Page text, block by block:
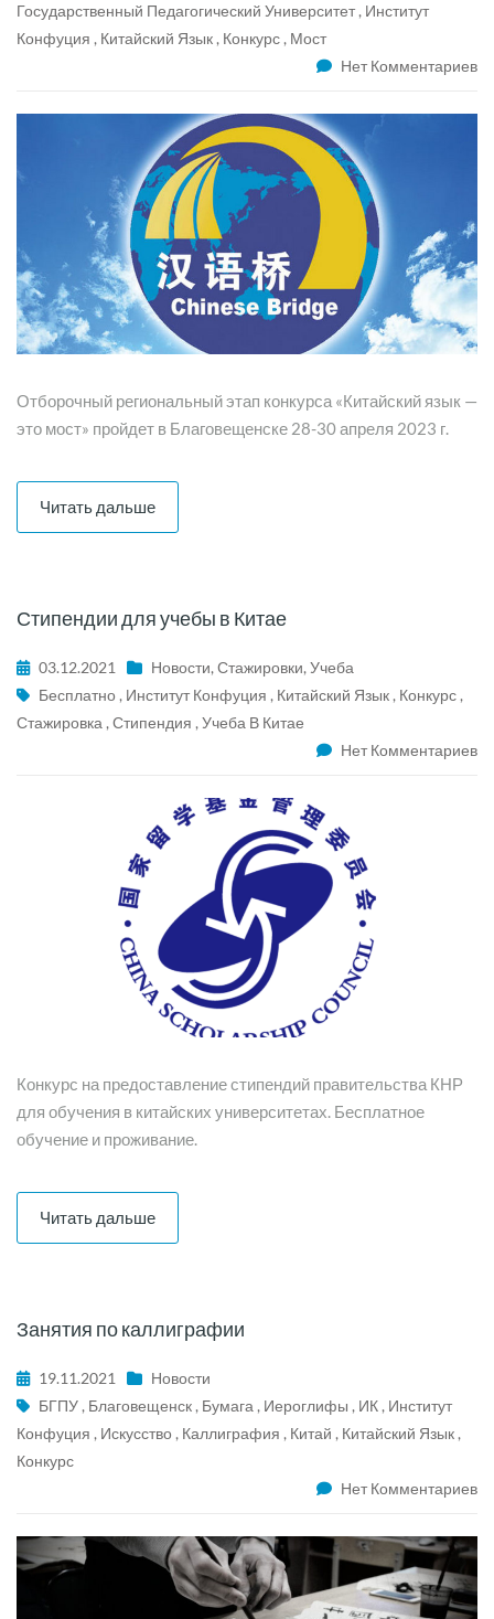
Государственный Педагогический Университет , Институт
Конфуция , Китайский Язык , Конкурс , Мост
Нет Комментариев
Отборочный региональный этап конкурса «Китайский язык —
это мост» пройдет в Благовещенске 28-30 апреля 2023 г.
Читать дальше
Стипендии для учебы в Китае
03.12.2021 Новости, Стажировки, Учеба
Бесплатно , Институт Конфуция , Китайский Язык , Конкурс ,
Стажировка , Стипендия , Учеба В Китае
Нет Комментариев
Конкурс на предоставление стипендий правительства КНР
для обучения в китайских университетах. Бесплатное
обучение и проживание.
Читать дальше
Занятия по каллиграфии
19.11.2021
Новости
БГПУ , Благовещенск , Бумага , Иероглифы , ИК , Институт
Конфуция , Искусство , Каллиграфия , Китай , Китайский Язык ,
Конкурс
Нет Комментариев